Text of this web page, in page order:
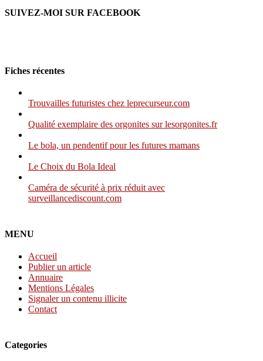
SUIVEZ-MOI SUR FACEBOOK
Fiches récentes
Trouvailles futuristes chez leprecurseur.com
Qualité exemplaire des orgonites sur lesorgonites.fr
Le bola, un pendentif pour les futures mamans
Le Choix du Bola Ideal
Caméra de sécurité à prix réduit avec
surveillancediscount.com
MENU
Accueil
Publier un article
Annuaire
Mentions Légales
Signaler un contenu illicite
Contact
Categories